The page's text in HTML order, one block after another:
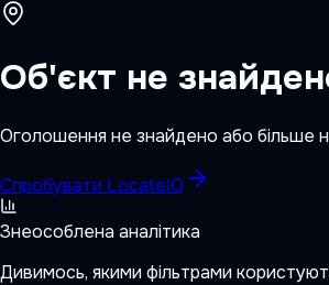
Об'єкт не
Оголошення не знайдено або більше
Спробувати LocateIQ
Знеособлена аналітика
Дивимось, якими фільтрами